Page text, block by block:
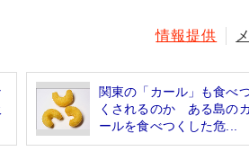
情報提供
関東の「カール」も食べ
くされるのか ある島のカ
ールを食べつくした危...